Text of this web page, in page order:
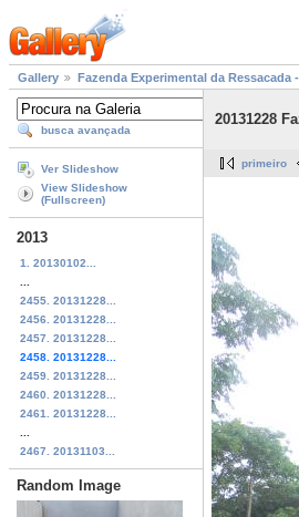
Gallery Fazenda Experimental da Ressacada
busca avançada
Ver Slideshow
View Slideshow
(Fullscreen)
2013
1. 20130102...
2455. 20131228...
2456. 20131228...
2457. 20131228...
2458. 20131228...
2459. 20131228...
2460. 20131228...
2461. 20131228...
2467. 20131103...
Random Image
20131228
primeiro